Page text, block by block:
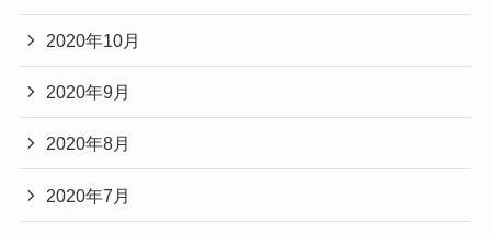
2020年10月
2020年9月
2020年8月
2020年7月